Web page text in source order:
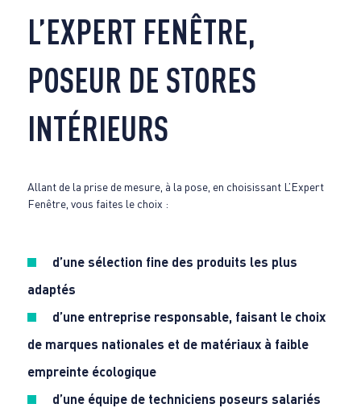
L’EXPERT FENÊTRE,
POSEUR DE STORES
INTÉRIEURS
Allant de la prise de mesure, à la pose, en choisissant L’Expert
Fenêtre, vous faites le choix :
d’une sélection fine des produits les plus
adaptés
d’une entreprise responsable, faisant le choix
de marques nationales et de matériaux à faible
empreinte écologique
d’une équipe de techniciens poseurs salariés